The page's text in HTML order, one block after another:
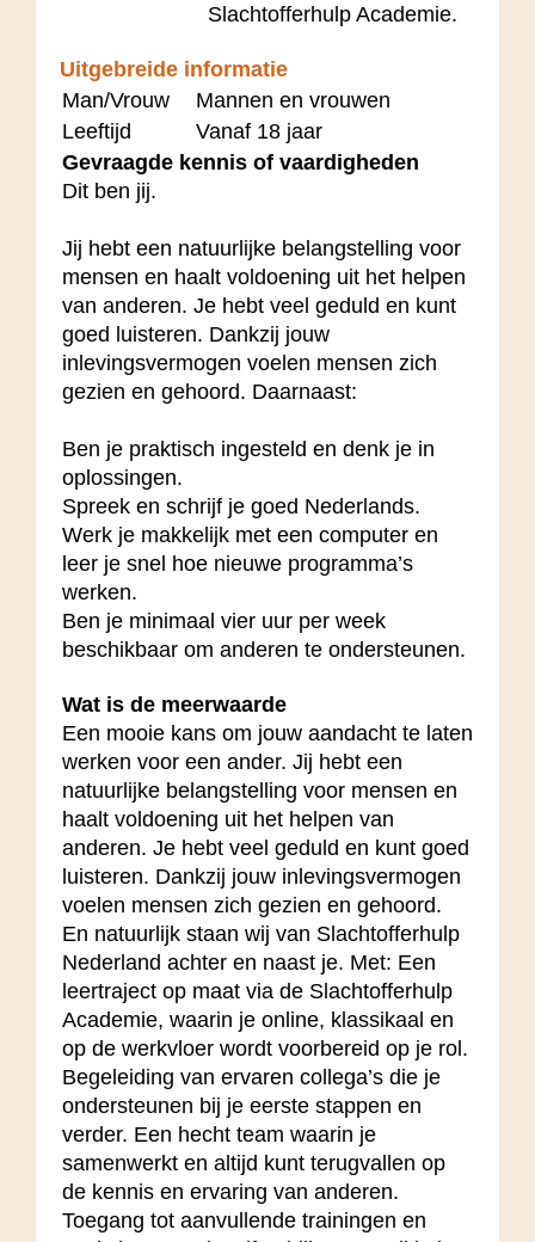
Slachtofferhulp Academie.
Uitgebreide informatie
Man/Vrouw
Mannen en vrouwen
Leeftijd
Vanaf 18 jaar
Gevraagde kennis of vaardigheden
Dit ben jij.
Jij hebt een natuurlijke belangstelling voor
mensen en haalt voldoening uit het helpen
van anderen. Je hebt veel geduld en kunt
goed luisteren. Dankzij jouw
inlevingsvermogen voelen mensen zich
gezien en gehoord. Daarnaast:
Ben je praktisch ingesteld en denk je in
oplossingen.
Spreek en schrijf je goed Nederlands.
Werk je makkelijk met een computer en
leer je snel hoe nieuwe programma’s
werken.
Ben je minimaal vier uur per week
beschikbaar om anderen te ondersteunen.
Wat is de meerwaarde
Een mooie kans om jouw aandacht te laten
werken voor een ander. Jij hebt een
natuurlijke belangstelling voor mensen en
haalt voldoening uit het helpen van
anderen. Je hebt veel geduld en kunt goed
luisteren. Dankzij jouw inlevingsvermogen
voelen mensen zich gezien en gehoord.
En natuurlijk staan wij van Slachtofferhulp
Nederland achter en naast je. Met: Een
leertraject op maat via de Slachtofferhulp
Academie, waarin je online, klassikaal en
op de werkvloer wordt voorbereid op je rol.
Begeleiding van ervaren collega’s die je
ondersteunen bij je eerste stappen en
verder. Een hecht team waarin je
samenwerkt en altijd kunt terugvallen op
de kennis en ervaring van anderen.
Toegang tot aanvullende trainingen en